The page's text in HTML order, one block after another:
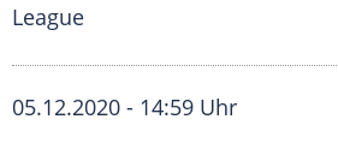
League
05.12.2020 - 14:59 Uhr